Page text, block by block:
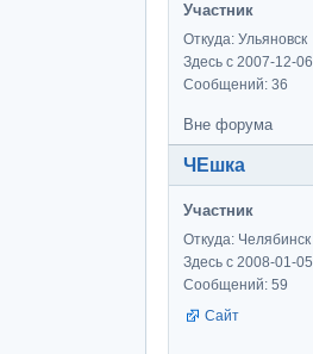
Участник
Откуда: Ульяновск
Здесь с 2007-12-06
Сообщений: 36
Вне форума
ЧЕшка
Участник
Откуда: Челябинск
Здесь с 2008-01-05
Сообщений: 59
Сайт